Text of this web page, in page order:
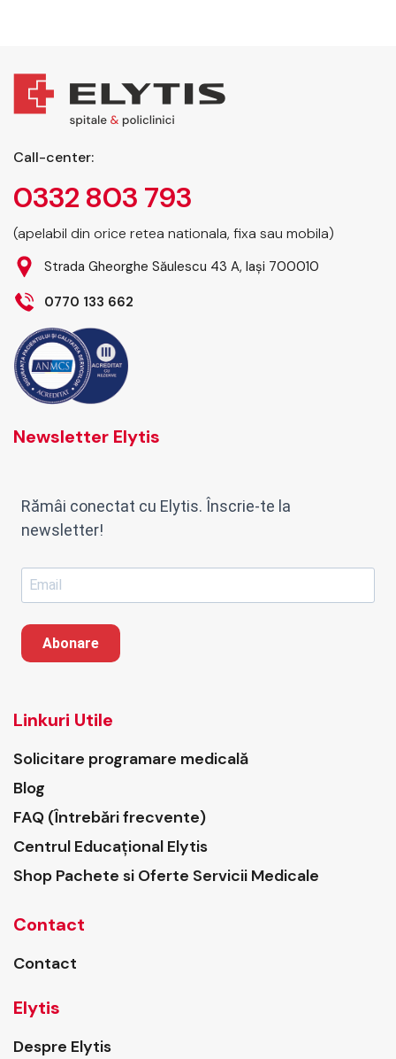
Call-center:
0332 803 793
(apelabil din orice retea nationala, fixa sau mobila)
Strada Gheorghe Săulescu 43 A, Iași 700010
0770 133 662
Newsletter Elytis
Rămâi conectat cu Elytis. Înscrie-te la
newsletter!
Abonare
Linkuri Utile
Solicitare programare medicală
Blog
FAQ (Întrebări frecvente)
Centrul Educațional Elytis
Shop Pachete si Oferte Servicii Medicale
Contact
Contact
Elytis
Despre Elytis